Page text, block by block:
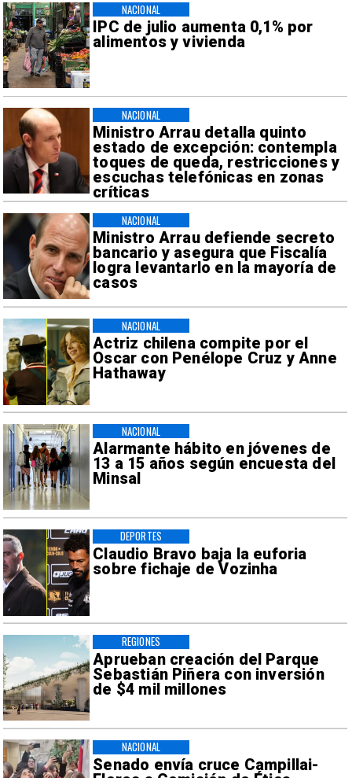
IPC de julio aumenta 0,1% por
alimentos y vivienda
NACIONAL
Ministro Arrau detalla quinto
estado de excepción: contempla
toques de queda, restricciones y
escuchas telefónicas en zonas
críticas
NACIONAL
Ministro Arrau defiende secreto
bancario y asegura que Fiscalía
logra levantarlo en la mayoría de
casos
NACIONAL
Actriz chilena compite por el
Oscar con Penélope Cruz y Anne
Hathaway
NACIONAL
Alarmante hábito en jóvenes de
13 a 15 años según encuesta del
Minsal
NACIONAL
Claudio Bravo baja la euforia
sobre fichaje de Vozinha
DEPORTES
Aprueban creación del Parque
Sebastián Piñera con inversión
de $4 mil millones
REGIONES
Senado envía cruce Campillai-
NACIONAL